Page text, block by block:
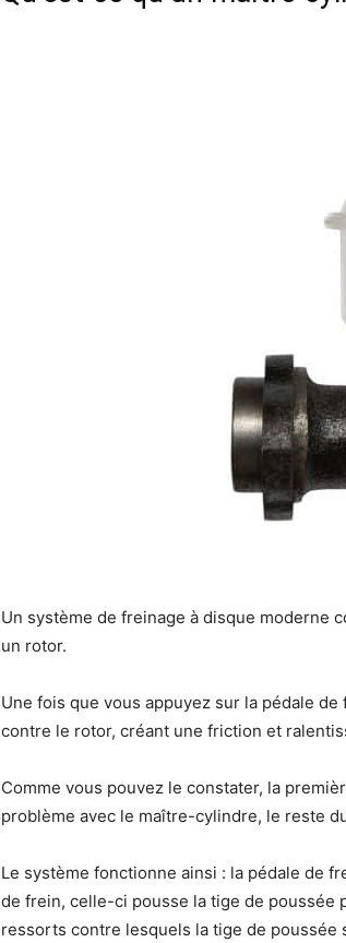
Un système de freinage à disque moderne
un rotor.
Une fois que vous appuyez sur la pédale
contre le rotor, créant une friction et
Comme vous pouvez le constater, la
problème avec le maître-cylindre, le reste
Le système fonctionne ainsi : la pédale de
de frein, celle-ci pousse la tige de poussée
ressorts contre lesquels la tige de poussée